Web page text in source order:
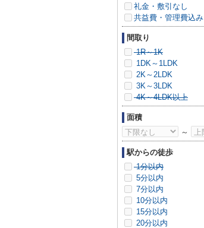
礼金・敷引なし
共益費・管理費込み
間取り
1R～1K
1DK～1LDK
2K～2LDK
3K～3LDK
4K～4LDK以上
面積
～
駅からの徒歩
1分以内
5分以内
7分以内
10分以内
15分以内
20分以内